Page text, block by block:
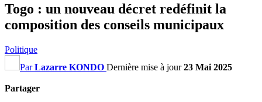
Togo : un nouveau décret redéfinit la
composition des conseils municipaux
Politique
ParLazarre KONDO Dernière mise à jour23 Mai 2025
Partager